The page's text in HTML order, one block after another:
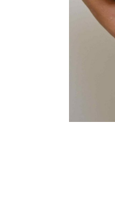
Cookie Consent